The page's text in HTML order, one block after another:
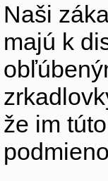
Naši
majú k
že im